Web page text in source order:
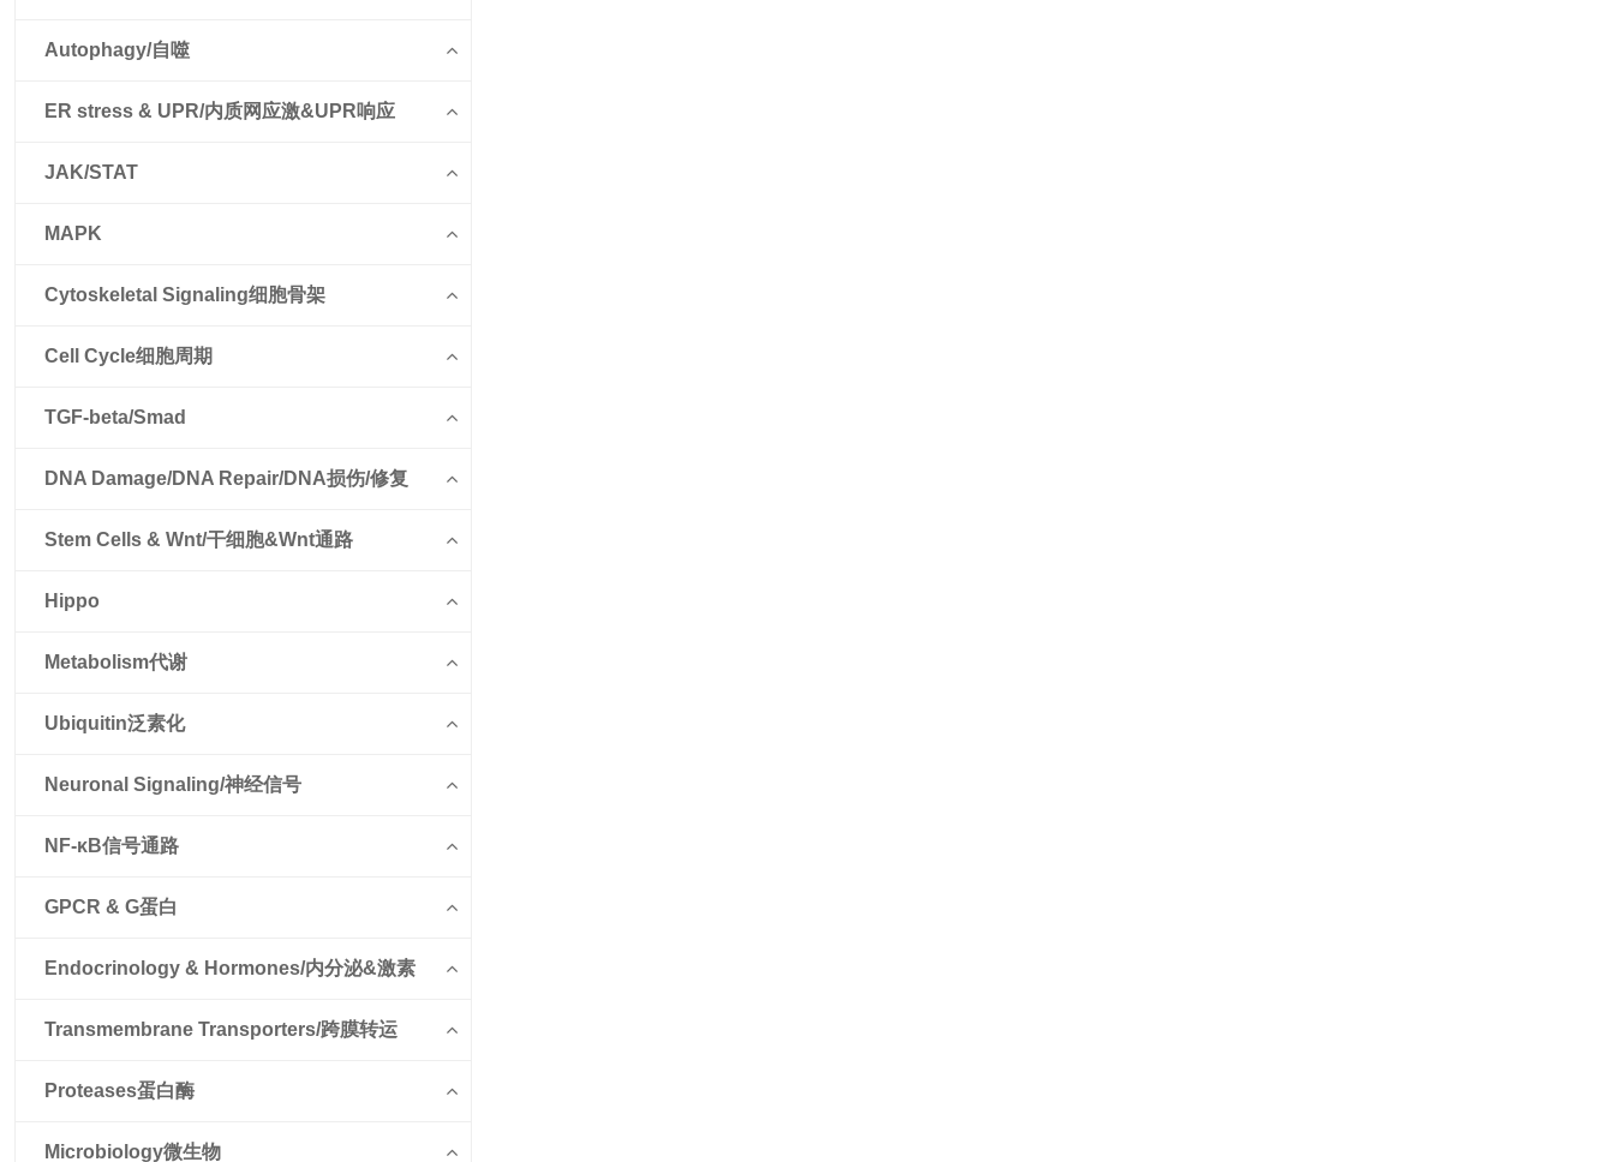
Autophagy/自噬
ER stress & UPR/内质网应激&UPR响应
JAK/STAT
MAPK
Cytoskeletal Signaling细胞骨架
Cell Cycle细胞周期
TGF-beta/Smad
DNA Damage/DNA Repair/DNA损伤/修复
Stem Cells & Wnt/干细胞&Wnt通路
Hippo
Metabolism代谢
Ubiquitin泛素化
Neuronal Signaling/神经信号
NF-κB信号通路
GPCR & G蛋白
Endocrinology & Hormones/内分泌&激素
Transmembrane Transporters/跨膜转运
Proteases蛋白酶
Microbiology微生物